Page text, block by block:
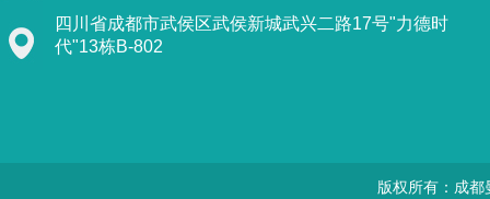
四川省成都市武侯区武侯新城武兴二路17号"力德时
代"13栋B-802
版权所有：成